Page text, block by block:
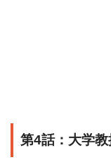
第4話：大学